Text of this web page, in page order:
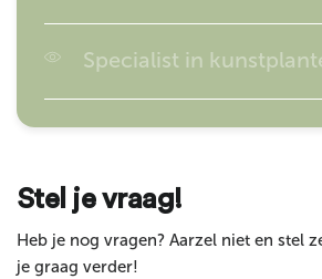
Specialist in
Stel je vraag!
Heb je nog vragen? Aarzel niet en stel
je graag verder!